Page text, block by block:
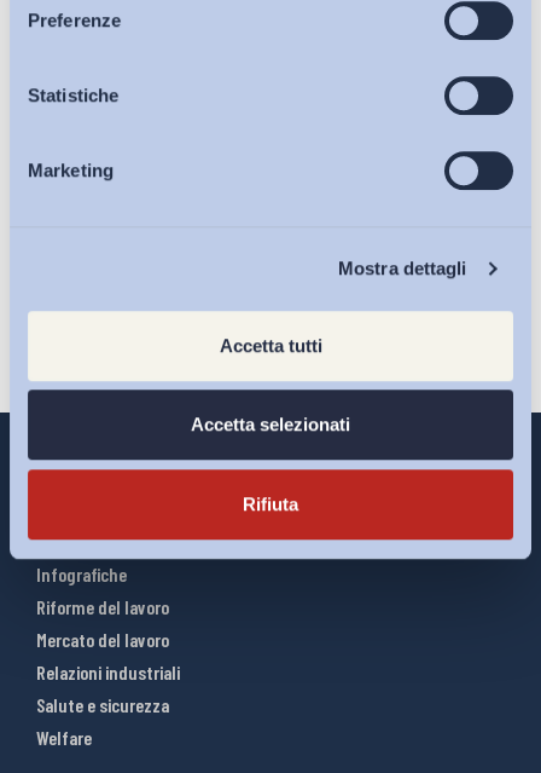
Preferenze
Statistiche
Marketing
Mostra dettagli
Accetta tutti
Accetta selezionati
Rifiuta
Articoli
Osservatori
Eventi
Ho letto e Accetto il trattamento dei dati personali descritti
Interventi ADAPT
Infografiche
Riforme del lavoro
Mercato del lavoro
Relazioni industriali
Salute e sicurezza
Welfare